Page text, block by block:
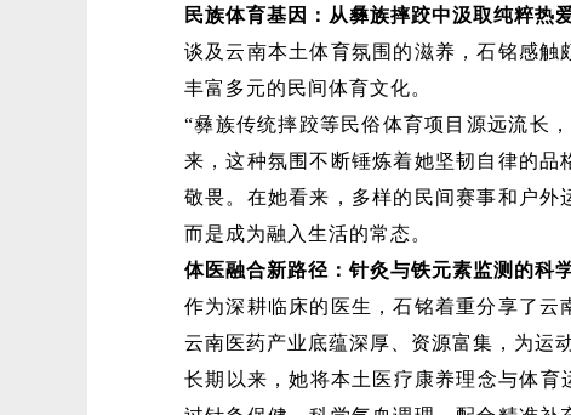
民族体育基因：从彝族摔跤中汲取纯粹热
谈及云南本土体育氛围的滋养，石铭感
丰富多元的民间体育文化。
“彝族传统摔跤等民俗体育项目源远流长
来，这种氛围不断锤炼着她坚韧自律的
敬畏。在她看来，多样的民间赛事和户外
而是成为融入生活的常态。
体医融合新路径：针灸与铁元素监测的科
作为深耕临床的医生，石铭着重分享了云
云南医药产业底蕴深厚、资源富集，为运
长期以来，她将本土医疗康养理念与体育